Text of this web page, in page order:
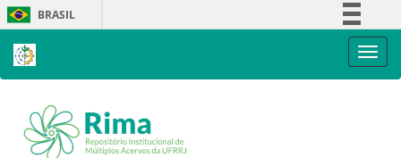
Skip
navigation
BRASIL